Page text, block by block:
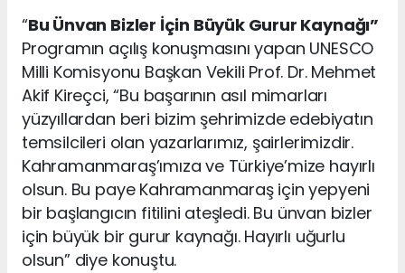
“Bu Ünvan Bizler İçin Büyük Gurur Kaynağı”
Programın açılış konuşmasını yapan UNESCO
Milli Komisyonu Başkan Vekili Prof. Dr. Mehmet
Akif Kireçci, “Bu başarının asıl mimarları
yüzyıllardan beri bizim şehrimizde edebiyatın
temsilcileri olan yazarlarımız, şairlerimizdir.
Kahramanmaraş’ımıza ve Türkiye’mize hayırlı
olsun. Bu paye Kahramanmaraş için yepyeni
bir başlangıcın fitilini ateşledi. Bu ünvan bizler
için büyük bir gurur kaynağı. Hayırlı uğurlu
olsun” diye konuştu.